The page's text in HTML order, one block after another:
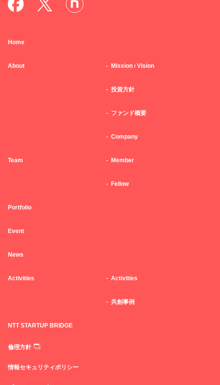
Home
About Mission / Vision
投資方針
ファンド概要
Company
Team Member
Fellow
Portfolio
Event
News
Activities Activities
共創事例
NTT STARTUP BRIDGE
倫理方針
情報セキュリティポリシー